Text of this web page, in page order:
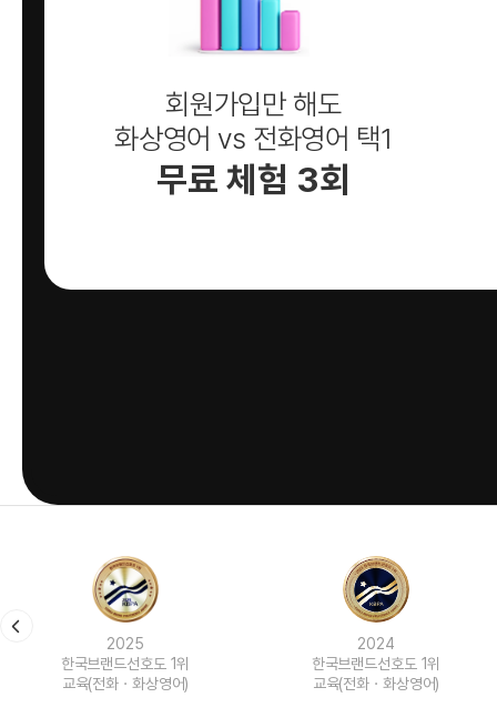
회원가입만 해도
화상영어 vs 전화영어 택1
무료 체험 3회
2024
한국브랜드선호도 1위
교육(전화ㆍ화상영어)
2023
한국브랜드선호도 1위
교육(전화ㆍ화상영어)